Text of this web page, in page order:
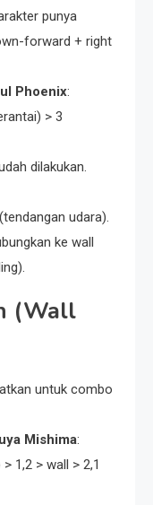
punya
forward + right
Phoenix:
> 3
dilakukan.
udara).
ke wall
(Wall
untuk combo
Mishima:
1,2 > wall > 2,1